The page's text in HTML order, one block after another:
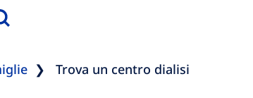
Trova un centro dialisi